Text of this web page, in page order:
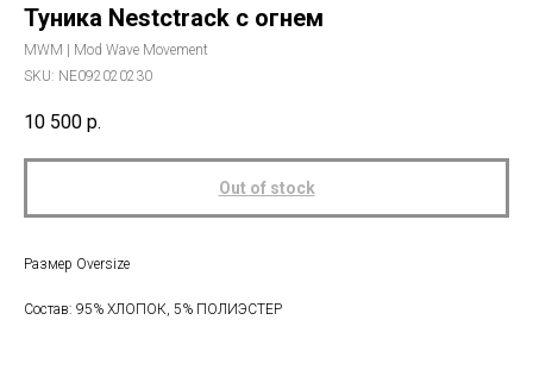
Туника Nestctrack с огнем
MWM | Mod Wave Movement
SKU: NE092020230
10 500 р.
Out of stock
Размер Oversize
Состав: 95% ХЛОПОК, 5% ПОЛИЭСТЕР